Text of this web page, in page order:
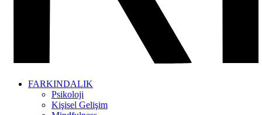
FARKINDALIK
Psikoloji
Kişisel Gelişim